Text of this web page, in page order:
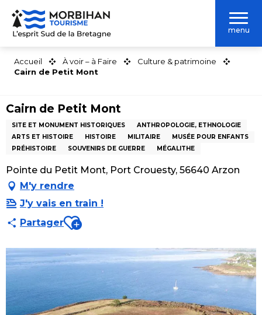
Aller
contenu
menu
Accueil À voir – à Faire
Culture & patrimoine
Cairn de Petit Mont
Cairn de Petit Mont
SITE ET MONUMENT HISTORIQUES
ANTHROPOLOGIE, ETHNOLOGIE
ARTS ET HISTOIRE
HISTOIRE MILITAIRE
MUSÉE POUR ENFANTS
PRÉHISTOIRE
SOUVENIRS DE GUERRE MÉGALITHE
Pointe du Petit Mont, Port Crouesty, 56640 Arzon
M'y rendre
J'y vais en train !
PartagerAjouter aux favoris